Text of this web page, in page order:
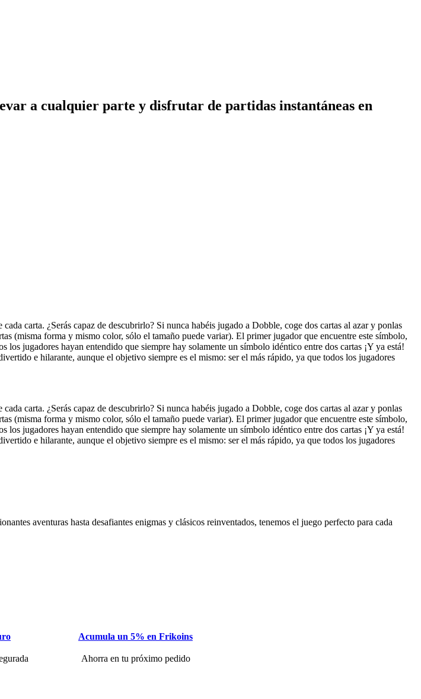
a cualquier parte y disfrutar de partidas instantáneas en
carta. ¿Serás capaz de descubrirlo? Si nunca habéis jugado a Dobble, coge dos cartas al azar y ponlas
(misma forma y mismo color, sólo el tamaño puede variar). El primer jugador que encuentre este símbolo,
jugadores hayan entendido que siempre hay solamente un símbolo idéntico entre dos cartas ¡Y ya está!
e hilarante, aunque el objetivo siempre es el mismo: ser el más rápido, ya que todos los jugadores
carta. ¿Serás capaz de descubrirlo? Si nunca habéis jugado a Dobble, coge dos cartas al azar y ponlas
(misma forma y mismo color, sólo el tamaño puede variar). El primer jugador que encuentre este símbolo,
jugadores hayan entendido que siempre hay solamente un símbolo idéntico entre dos cartas ¡Y ya está!
e hilarante, aunque el objetivo siempre es el mismo: ser el más rápido, ya que todos los jugadores
aventuras hasta desafiantes enigmas y clásicos reinventados, tenemos el juego perfecto para cada
Acumula un 5% en Frikoins
Ahorra en tu próximo pedido